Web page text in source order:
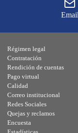
Email
Régimen legal
Contratación
Rendición de cuentas
Pago virtual
Calidad
Correo institucional
Redes Sociales
Quejas y reclamos
Encuesta